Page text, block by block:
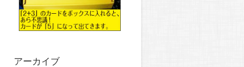
アーカイブ